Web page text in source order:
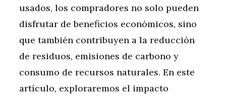
usados, los compradores no solo pueden
disfrutar de beneficios económicos, sino
que también contribuyen a la reducción
de residuos, emisiones de carbono y
consumo de recursos naturales. En este
artículo, exploraremos el impacto